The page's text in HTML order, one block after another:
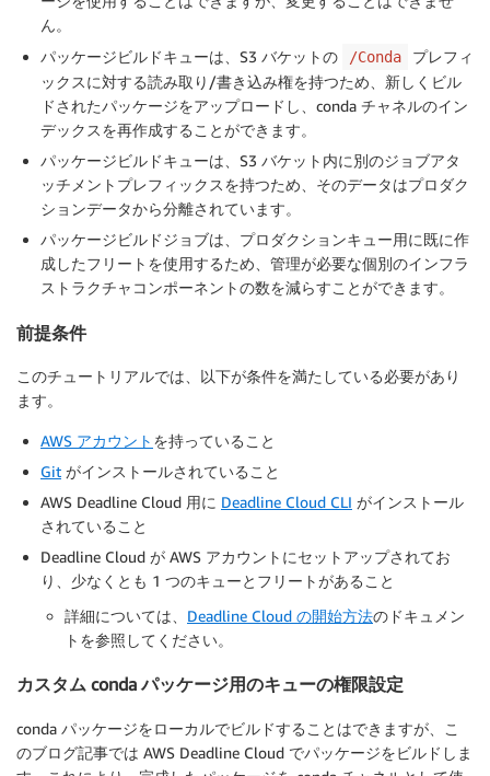
ん。
パッケージビルドキューは、S3 バケットの
/Conda
プレフィ
ックスに対する読み取り/書き込み権を持つため、新しくビル
ドされたパッケージをアップロードし、conda チャネルのイン
デックスを再作成することができます。
パッケージビルドキューは、S3 バケット内に別のジョブアタ
ッチメントプレフィックスを持つため、そのデータはプロダク
ションデータから分離されています。
パッケージビルドジョブは、プロダクションキュー用に既に作
成したフリートを使用するため、管理が必要な個別のインフラ
ストラクチャコンポーネントの数を減らすことができます。
前提条件
このチュートリアルでは、以下が条件を満たしている必要があり
ます。
AWS アカウント を持っていること
Git がインストールされていること
AWS Deadline Cloud 用に Deadline Cloud CLI がインストール
されていること
Deadline Cloud が AWS アカウントにセットアップされてお
り、少なくとも 1 つのキューとフリートがあること
詳細については、 Deadline Cloud の開始方法のドキュメン
トを参照してください。
カスタム conda パッケージ用のキューの権限設定
conda パッケージをローカルでビルドすることはできますが、こ
のブログ記事では AWS Deadline Cloud でパッケージをビルドしま